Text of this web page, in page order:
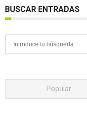
BUSCAR ENTRADAS
Popular